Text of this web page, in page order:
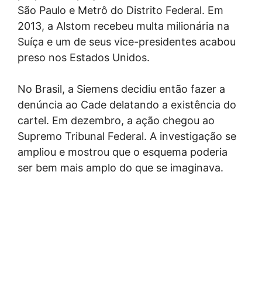
São Paulo e Metrô do Distrito Federal. Em
2013, a Alstom recebeu multa milionária na
Suíça e um de seus vice-presidentes acabou
preso nos Estados Unidos.
No Brasil, a Siemens decidiu então fazer a
denúncia ao Cade delatando a existência do
cartel. Em dezembro, a ação chegou ao
Supremo Tribunal Federal. A investigação se
ampliou e mostrou que o esquema poderia
ser bem mais amplo do que se imaginava.